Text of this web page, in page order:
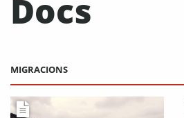
Docs
MIGRACIONS